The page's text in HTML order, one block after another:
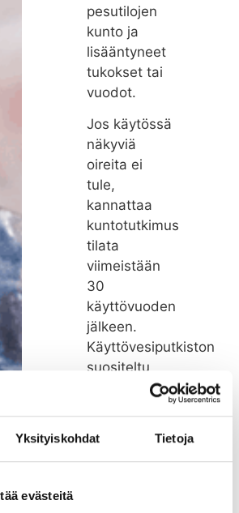
Yksityiskohdat Tietoja
evästeitä
pesutilojen
kunto ja
lisääntyneet
tukokset tai
vuodot.
Jos käytössä
näkyviä
oireita ei
tule,
kannattaa
kuntotutkimus
tilata
viimeistään
30
käyttövuoden
jälkeen.
Käyttövesiputkiston
suositeltu
remonttiväli
Rakenteiden